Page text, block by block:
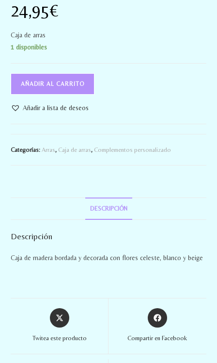
24,95€
Caja de arras
1 disponibles
AÑADIR AL CARRITO
Añadir a lista de deseos
Categorías:Arras, Caja de arras, Complementos personalizado
DESCRIPCIÓN
Descripción
Caja de madera bordada y decorada con flores celeste, blanco y beige
Twitea este producto Compartir en Facebook